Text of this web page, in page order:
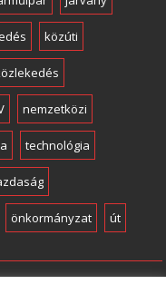
közúti
nemzetközi
technológia
önkormányzat út